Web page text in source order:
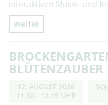
interaktiven Musik- und
weiter
BLÜTENZAUBER
12. AUGUST 2026
11.30 - 12.15 UHR